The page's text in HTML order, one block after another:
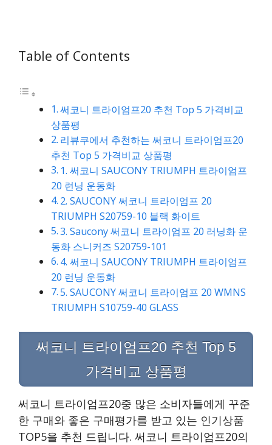
Table of Contents
써코니 트라이엄프20 추천 Top 5 가격비교
상품평
리뷰쿠에서 추천하는 써코니 트라이엄프20
추천 Top 5 가격비교 상품평
1. 써코니 SAUCONY TRIUMPH 트라이엄프
20 런닝 운동화
2. SAUCONY 써코니 트라이엄프 20
TRIUMPH S20759-10 블랙 화이트
3. Saucony 써코니 트라이엄프 20 러닝화 운
동화 스니커즈 S20759-101
4. 써코니 SAUCONY TRIUMPH 트라이엄프
20 런닝 운동화
5. SAUCONY 써코니 트라이엄프 20 WMNS
TRIUMPH S10759-40 GLASS
써코니 트라이엄프20 추천 Top 5
가격비교 상품평
써코니 트라이엄프20중 많은 소비자들에게 꾸준
한 구매와 좋은 구매평가를 받고 있는 인기상품
TOP5을 추천 드립니다. 써코니 트라이엄프20의